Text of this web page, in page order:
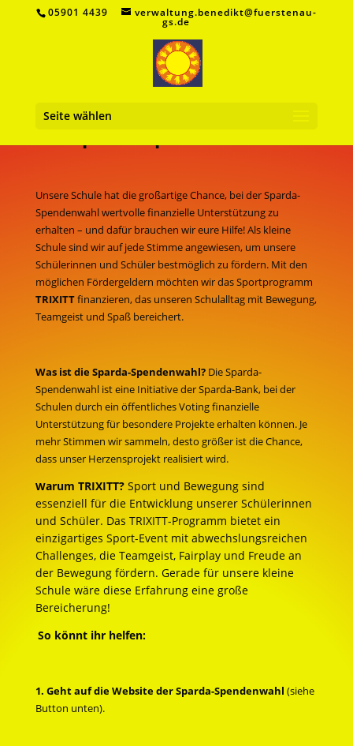
05901 4439 verwaltung.benedikt@fuerstenau-
gs.de
Seite wählen
Unterstützt unsere Schule bei
Unsere Schule hat die großartige Chance, bei der Sparda-
Spendenwahl wertvolle finanzielle Unterstützung zu
erhalten – und dafür brauchen wir eure Hilfe! Als kleine
Schule sind wir auf jede Stimme angewiesen, um unsere
Schülerinnen und Schüler bestmöglich zu fördern. Mit den
möglichen Fördergeldern möchten wir das Sportprogramm
TRIXITTfinanzieren, das unseren Schulalltag mit Bewegung,
Teamgeist und Spaß bereichert.
Was ist die Sparda-Spendenwahl?Die Sparda-
Spendenwahl ist eine Initiative der Sparda-Bank, bei der
Schulen durch ein öffentliches Voting finanzielle
Unterstützung für besondere Projekte erhalten können. Je
mehr Stimmen wir sammeln, desto größer ist die Chance,
dass unser Herzensprojekt realisiert wird.
Warum TRIXITT?Sport und Bewegung sind
essenziell für die Entwicklung unserer Schülerinnen
und Schüler. Das TRIXITT-Programm bietet ein
einzigartiges Sport-Event mit abwechslungsreichen
Challenges, die Teamgeist, Fairplay und Freude an
der Bewegung fördern. Gerade für unsere kleine
Schule wäre diese Erfahrung eine große
Bereicherung!
So könnt ihr helfen:
1. Geht auf die Website der Sparda-Spendenwahl (siehe
Button unten).